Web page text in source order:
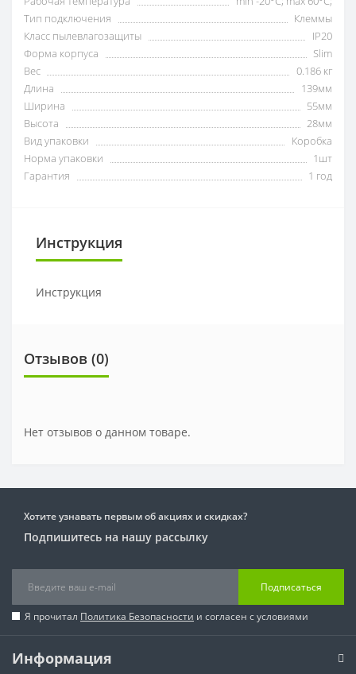
Тип подключения
Клеммы
Класс пылевлагозащиты
IP20
Форма корпуса
Slim
Вес
0.186 кг
Длина
139мм
Ширина
55мм
Высота
28мм
Вид упаковки
Коробка
Норма упаковки
1шт
Гарантия
1 год
Инструкция
Инструкция
Отзывов (0)
Нет отзывов о данном товаре.
Хотите узнавать первым об акциях и скидках?
Подпишитесь на нашу рассылку
Подписаться
Я прочитал Политика Безопасности и согласен с условиями
Информация